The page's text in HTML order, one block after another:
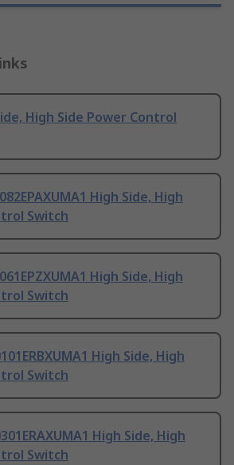
High Side Power Control
High Side, High
Switch
High Side, High
Switch
High Side, High
Switch
High Side, High
Switch